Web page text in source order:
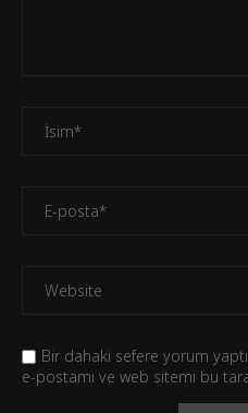
Bir dahaki sefere yorum
e-postamı ve web sitemi bu